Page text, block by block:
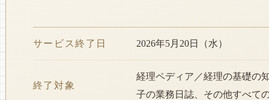
サービス終了日 2026年5月20日（水）
終了対象
経理ペディア／経理の基礎の
子の業務日誌、その他すべて